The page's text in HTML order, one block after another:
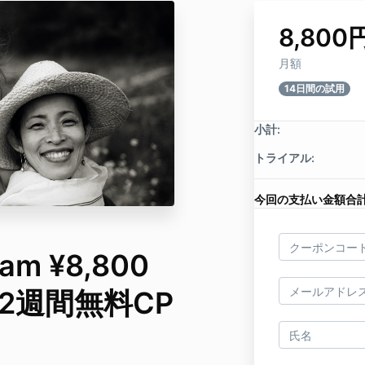
¥8,800
間無料CP
8,800
月額
14日間の試用
小計:
トライアル:
今回の支払い金額合